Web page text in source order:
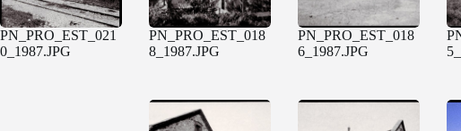
PN_PRO_EST_021
0_1987.JPG
PN_PRO_EST_018
8_1987.JPG
PN_PRO_EST_018
6_1987.JPG